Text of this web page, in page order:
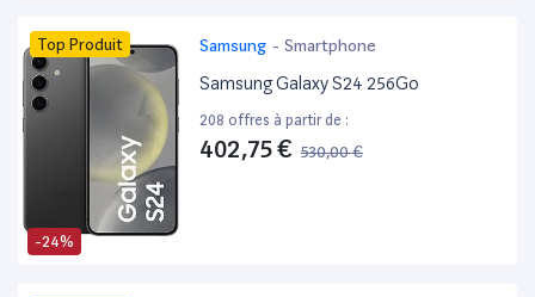
-24%
Top Produit Samsung - Smartphone
Samsung Galaxy S24 256Go
208 offres à partir de :
402,75 € 530,00 €